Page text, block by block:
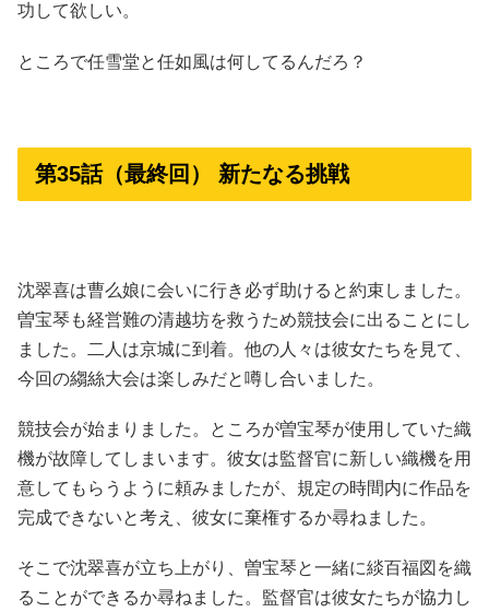
功して欲しい。
ところで任雪堂と任如風は何してるんだろ？
第35話（最終回） 新たなる挑戦
沈翠喜は曹么娘に会いに行き必ず助けると約束しました。
曽宝琴も経営難の清越坊を救うため競技会に出ることにし
ました。二人は京城に到着。他の人々は彼女たちを見て、
今回の縐絲大会は楽しみだと噂し合いました。
競技会が始まりました。ところが曽宝琴が使用していた織
機が故障してしまいます。彼女は監督官に新しい織機を用
意してもらうように頼みましたが、規定の時間内に作品を
完成できないと考え、彼女に棄権するか尋ねました。
そこで沈翠喜が立ち上がり、曽宝琴と一緒に緂百福図を織
ることができるか尋ねました。監督官は彼女たちが協力し